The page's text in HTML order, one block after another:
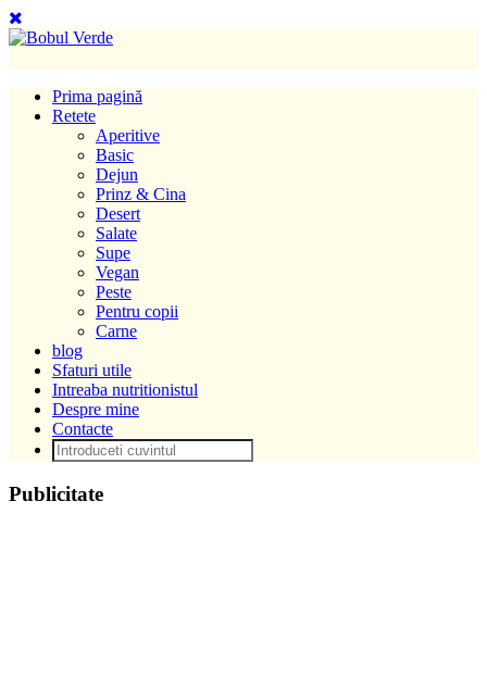
Prima pagină
Retete
Aperitive
Basic
Dejun
Prinz & Cina
Desert
Salate
Supe
Vegan
Peste
Pentru copii
Carne
blog
Sfaturi utile
Intreaba nutritionistul
Despre mine
Contacte
Publicitate